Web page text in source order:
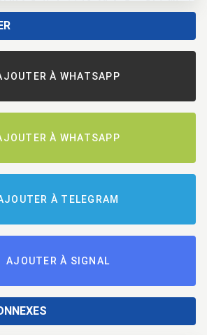
À WHATSAPP
À WHATSAPP
À TELEGRAM
AJOUTER À SIGNAL